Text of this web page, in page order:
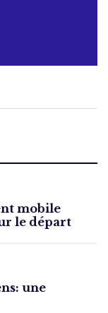
mobile
le départ
une